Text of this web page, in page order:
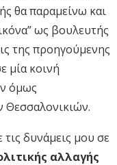
θα παραμείνω και
ως βουλευτής
της προηγούμενης
μία κοινή
όμως
Θεσσαλονικιών.
δυνάμεις μου σε
αλλαγής